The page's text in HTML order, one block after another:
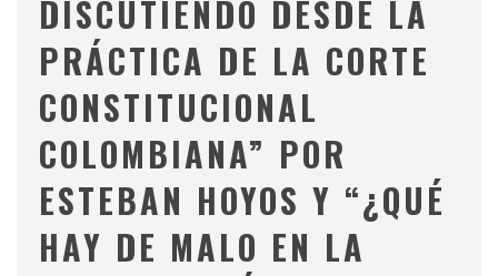
DISCUTIENDO DESDE LA
PRÁCTICA DE LA CORTE
CONSTITUCIONAL
COLOMBIANA” POR
ESTEBAN HOYOS Y “¿QUÉ
HAY DE MALO EN LA